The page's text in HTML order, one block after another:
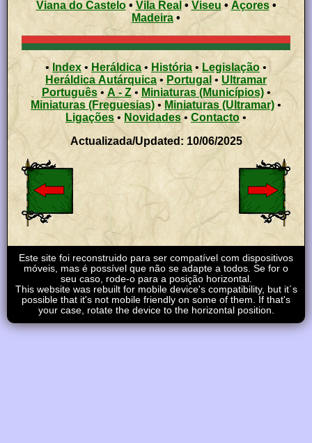
Viana do Castelo• Vila Real • Viseu• Açores •
Madeira •
• Index • Heráldica • História • Legislação •
Heráldica Autárquica • Portugal • Ultramar
Português•A - Z• Miniaturas (Municípios)•
Miniaturas (Freguesias) •Miniaturas (Ultramar) •
Ligações • Novidades• Contacto •
Actualizada/Updated: 10/06/2025
Este site foi reconstruido para ser compatível com dispositivos
móveis, mas é possível que não se adapte a todos. Se for o
seu caso, rode-o para a posição horizontal.
This website was rebuilt for mobile device's compatibility, but it´s
possible that it's not mobile friendly on some of them. If that's
your case, rotate the device to the horizontal position.